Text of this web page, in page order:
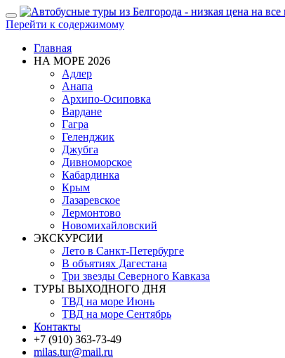
Показать/
Скрыть
навигацию
Перейти к содержимому
Главная
НА МОРЕ 2026
Адлер
Анапа
Архипо-Осиповка
Вардане
Гагра
Геленджик
Джубга
Дивноморское
Кабардинка
Крым
Лазаревское
Лермонтово
Новомихайловский
ЭКСКУРСИИ
Лето в Санкт-Петербурге
В объятиях Дагестана
Три звезды Северного Кавказа
ТУРЫ ВЫХОДНОГО ДНЯ
ТВД на море Июнь
ТВД на море Сентябрь
Контакты
+7 (910) 363-73-49
milas.tur@mail.ru